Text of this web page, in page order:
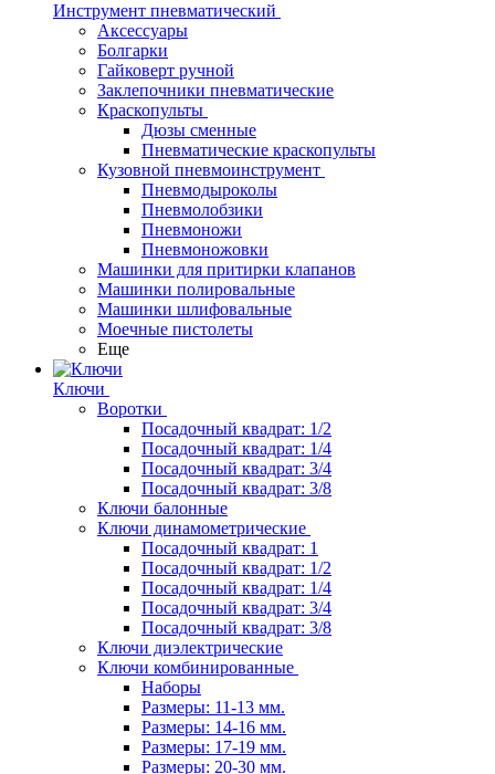
Инструмент пневматический
Аксессуары
Болгарки
Гайковерт ручной
Заклепочники пневматические
Краскопульты
Дюзы сменные
Пневматические краскопульты
Кузовной пневмоинструмент
Пневмодыроколы
Пневмолобзики
Пневмоножи
Пневмоножовки
Машинки для притирки клапанов
Машинки полировальные
Машинки шлифовальные
Моечные пистолеты
Еще
Ключи
Воротки
Посадочный квадрат: 1/2
Посадочный квадрат: 1/4
Посадочный квадрат: 3/4
Посадочный квадрат: 3/8
Ключи балонные
Ключи динамометрические
Посадочный квадрат: 1
Посадочный квадрат: 1/2
Посадочный квадрат: 1/4
Посадочный квадрат: 3/4
Посадочный квадрат: 3/8
Ключи диэлектрические
Ключи комбинированные
Наборы
Размеры: 11-13 мм.
Размеры: 14-16 мм.
Размеры: 17-19 мм.
Размеры: 20-30 мм.